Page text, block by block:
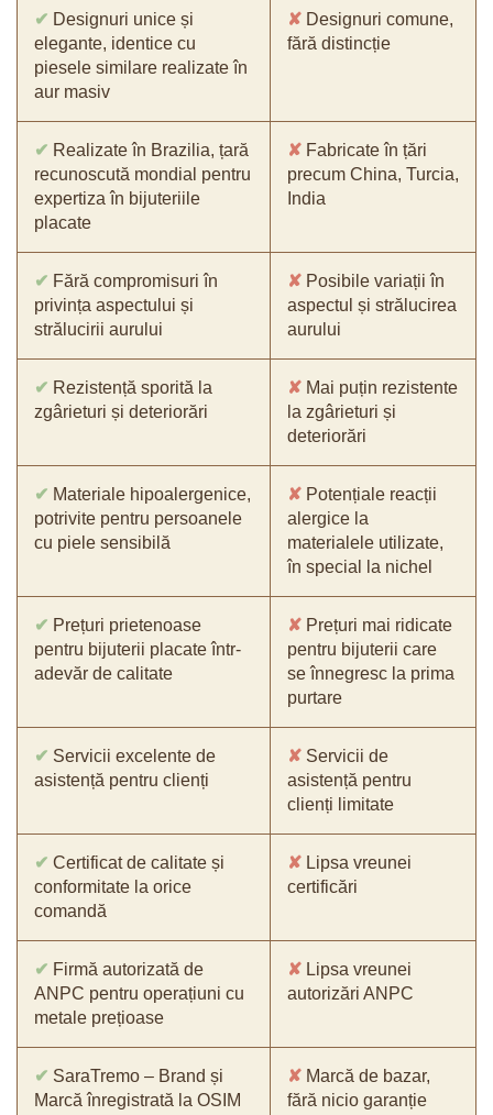
✔ Designuri unice și
elegante, identice cu
piesele similare realizate în
aur masiv
✘ Designuri comune,
fără distincție
✔ Realizate în Brazilia, țară
recunoscută mondial pentru
expertiza în bijuteriile
placate
✘ Fabricate în țări
precum China, Turcia,
India
✔ Fără compromisuri în
privința aspectului și
strălucirii aurului
✘ Posibile variații în
aspectul și strălucirea
aurului
✔ Rezistență sporită la
zgârieturi și deteriorări
✘ Mai puțin rezistente
la zgârieturi și
deteriorări
✔ Materiale hipoalergenice,
potrivite pentru persoanele
cu piele sensibilă
✘ Potențiale reacții
alergice la
materialele utilizate,
în special la nichel
✔ Prețuri prietenoase
pentru bijuterii placate într-
adevăr de calitate
✘ Prețuri mai ridicate
pentru bijuterii care
se înnegresc la prima
purtare
✔ Servicii excelente de
asistență pentru clienți
✘ Servicii de
asistență pentru
clienți limitate
✔ Certificat de calitate și
conformitate la orice
comandă
✘ Lipsa vreunei
certificări
✔ Firmă autorizată de
ANPC pentru operațiuni cu
metale prețioase
✘ Lipsa vreunei
autorizări ANPC
✔ SaraTremo – Brand și
Marcă înregistrată la OSIM
✘ Marcă de bazar,
fără nicio garanție